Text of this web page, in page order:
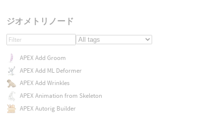
ジオメトリノード
APEX Add Groom
APEX Add ML Deformer
APEX Add Wrinkles
APEX Animation from Skeleton
APEX Autorig Builder